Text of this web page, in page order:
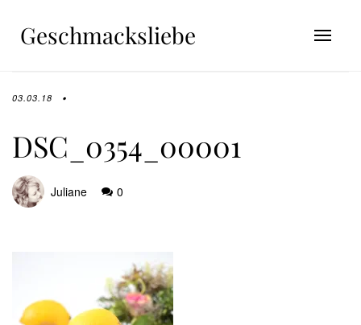
Geschmacksliebe
03.03.18
DSC_0354_00001
Juliane 0